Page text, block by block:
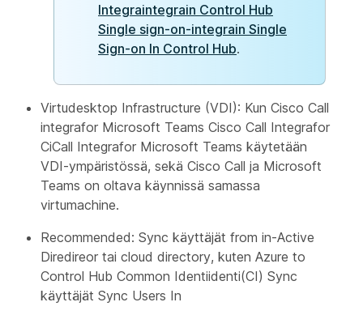
Integraintegrain Control Hub
Single sign-on-integrain Single
Sign-on In Control Hub.
Virtudesktop Infrastructure (VDI): Kun Cisco Call
integrafor Microsoft Teams Cisco Call Integrafor
CiCall Integrafor Microsoft Teams käytetään
VDI-ympäristössä, sekä Cisco Call ja Microsoft
Teams on oltava käynnissä samassa
virtumachine.
Recommended: Sync käyttäjät from in-Active
Diredireor tai cloud directory, kuten Azure to
Control Hub Common Identiidenti(CI) Sync
käyttäjät Sync Users In